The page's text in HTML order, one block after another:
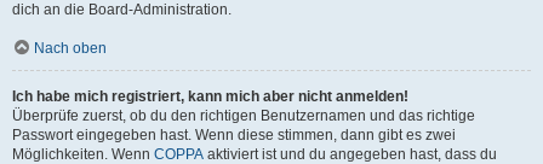
dich an die Board-Administration.
Nach oben
Ich habe mich registriert, kann mich aber nicht anmelden!
Überprüfe zuerst, ob du den richtigen Benutzernamen und das richtige
Passwort eingegeben hast. Wenn diese stimmen, dann gibt es zwei
Möglichkeiten. Wenn COPPA aktiviert ist und du angegeben hast, dass du